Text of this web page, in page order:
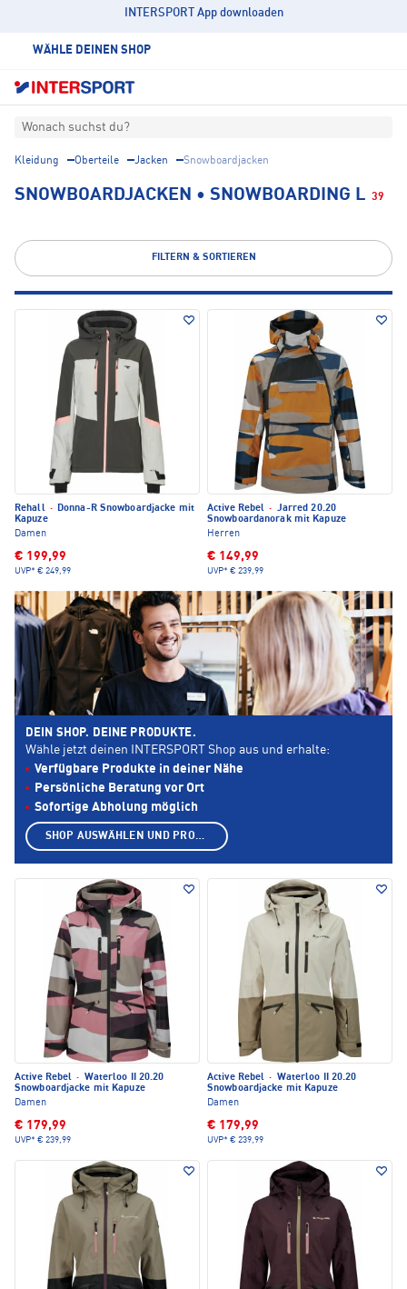
INTERSPORT App downloaden
WÄHLE DEINEN SHOP
Wonach suchst du?
Kleidung Oberteile Jacken Snowboardjacken
SNOWBOARDJACKEN • SNOWBOARDING L 39
FILTERN & SORTIEREN
Rehall ·
Donna-R Snowboardjacke mit
Kapuze
Damen
€ 199,99
UVP* € 249,99
Active Rebel · Jarred 20.20
Snowboardanorak mit Kapuze
Herren
€ 149,99
UVP* € 239,99
Active Rebel · Waterloo II 20.20
Snowboardjacke mit Kapuze
Damen
€ 179,99
UVP* € 239,99
Active Rebel · Waterloo II 20.20
Snowboardjacke mit Kapuze
Damen
€ 179,99
UVP* € 239,99
DEIN SHOP. DEINE PRODUKTE.
Wähle jetzt deinen INTERSPORT Shop aus und erhalte:
Verfügbare Produkte in deiner Nähe
Persönliche Beratung vor Ort
Sofortige Abholung möglich
SHOP AUSWÄHLEN UND PRODUKTE ANZEIGEN